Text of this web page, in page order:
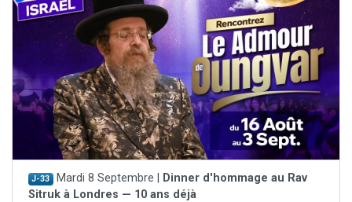
J-33 Mardi 8 Septembre |
Dinner d'hommage au Rav
Sitruk à Londres — 10 ans déjà